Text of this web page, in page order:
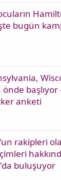
bugün
önde
anketi
rakipleri
buluşuyor